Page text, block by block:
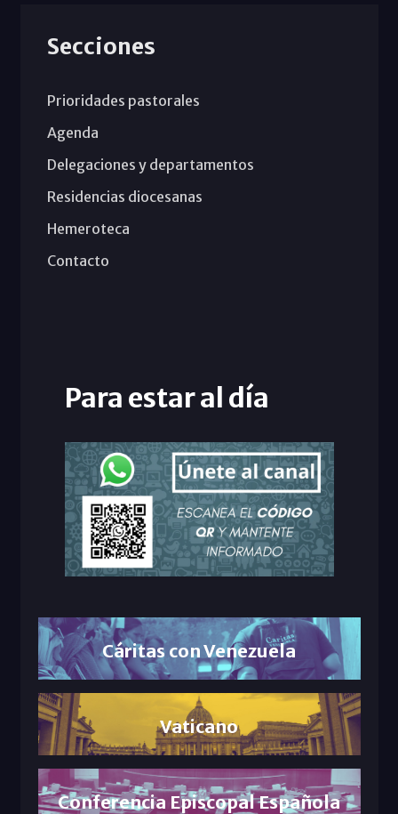
Secciones
Prioridades pastorales
Agenda
Delegaciones y departamentos
Residencias diocesanas
Hemeroteca
Contacto
Para estar al día
Cáritas con Venezuela
Vaticano
Conferencia Episcopal Española